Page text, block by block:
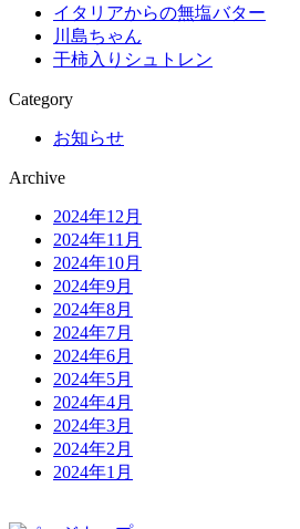
イタリアからの無塩バター
川島ちゃん
干柿入りシュトレン
Category
お知らせ
Archive
2024年12月
2024年11月
2024年10月
2024年9月
2024年8月
2024年7月
2024年6月
2024年5月
2024年4月
2024年3月
2024年2月
2024年1月